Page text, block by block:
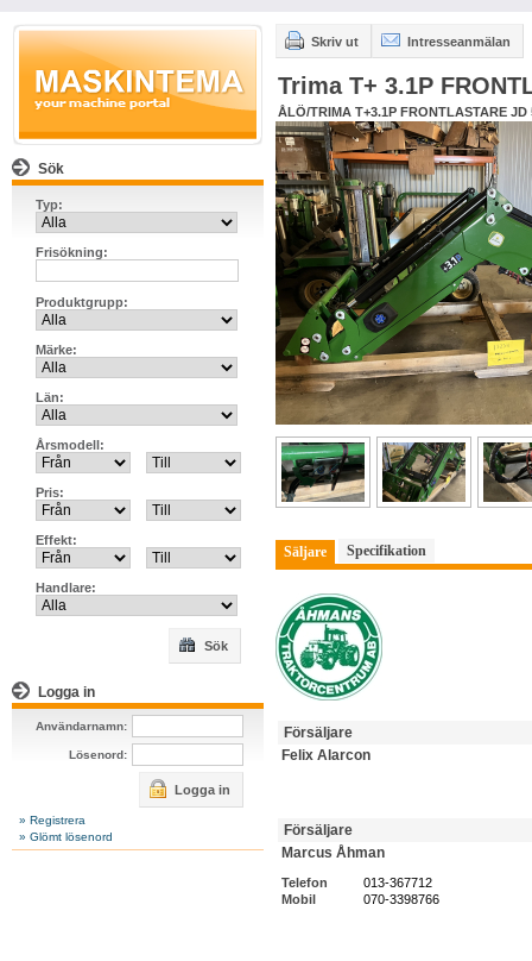
Sök
Typ:
Frisökning:
Produktgrupp:
Märke:
Län:
Årsmodell:
Pris:
Effekt:
Handlare:
Sök
Logga in
Användarnamn:
Lösenord:
Logga in
» Registrera
» Glömt lösenord
Skriv ut Intresseanmälan
Trima T+ 3.1P
ÅLÖ/TRIMA T+3.1P FRONTLASTARE JD
Säljare Specifikation
Försäljare
Felix Alarcon
Försäljare
Marcus Åhman
Telefon
013-367712
Mobil
070-3398766